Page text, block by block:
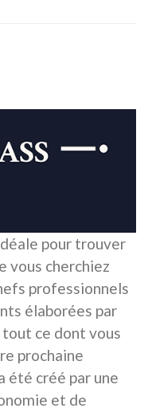
pour trouver
vous cherchiez
professionnels
élaborées par
ce dont vous
prochaine
été créé par une
et de